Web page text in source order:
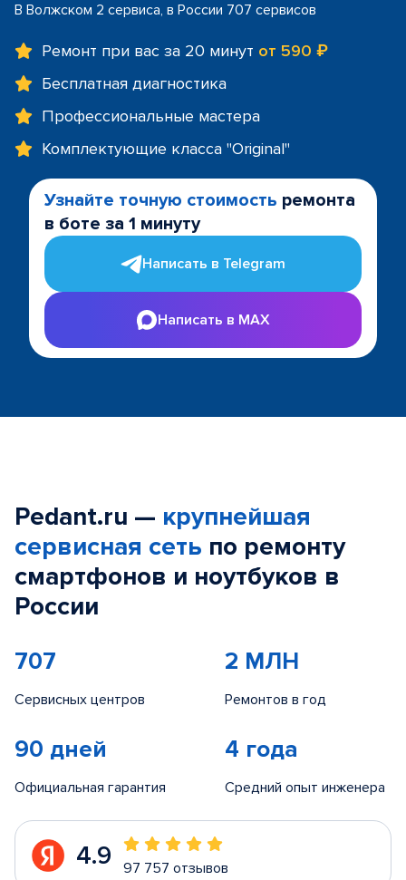
В Волжском 2 сервиса, в России 707 сервисов
Ремонт при вас за 20 минут от 590 ₽
Бесплатная диагностика
Профессиональные мастера
Комплектующие класса "Original"
Узнайте точную стоимость ремонта
в боте за 1 минуту
Написать в Telegram
Написать в MAX
Pedant.ru — крупнейшая
сервисная сеть по ремонту
смартфонов и ноутбуков в
России
707
Сервисных центров
2 МЛН
Ремонтов в год
90 дней
Официальная гарантия
4 года
Средний опыт инженера
4.9 97 757 отзывов